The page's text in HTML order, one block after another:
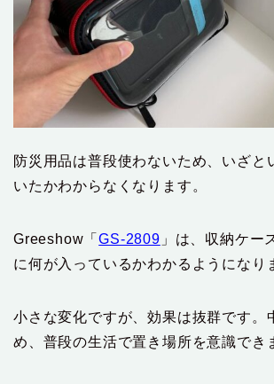
防災用品は普段使わないため、いざと
いたかわからなくなります。
Greeshow「GS-2809 」は、収納ケー
に何が入っているかわかるようになり
小さな変化ですが、効果は抜群です。
め、普段の生活で置き場所を意識でき